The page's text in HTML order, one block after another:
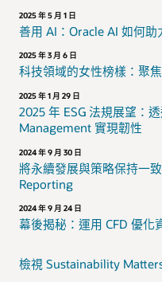
2025 年 5 月 1 日
善用 AI：Oracle AI 如何
2025 年 3 月 6 日
科技領域的女性榜樣：聚
2025 年 1 月 29 日
2025 年 ESG 法規展望：
Management 實現韌性
2024 年 9 月 30 日
將永續發展與策略保持一
Reporting
2024 年 9 月 24 日
幕後揭秘：運用 CFD 優化
檢視 Sustainability